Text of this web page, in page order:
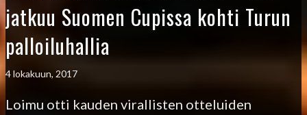
jatkuu Suomen Cupissa kohti Turun
palloiluhallia
4 lokakuun, 2017
Loimu otti kauden virallisten otteluiden